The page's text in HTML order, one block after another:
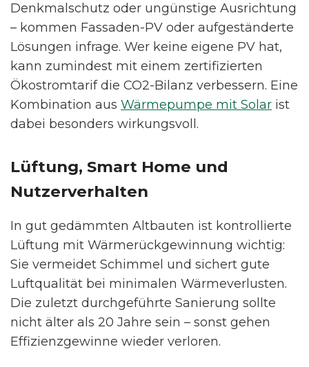
Denkmalschutz oder ungünstige Ausrichtung
– kommen Fassaden-PV oder aufgeständerte
Lösungen infrage. Wer keine eigene PV hat,
kann zumindest mit einem zertifizierten
Ökostromtarif die CO2-Bilanz verbessern. Eine
Kombination aus Wärmepumpe mit Solar ist
dabei besonders wirkungsvoll.
Lüftung, Smart Home und
Nutzerverhalten
In gut gedämmten Altbauten ist kontrollierte
Lüftung mit Wärmerückgewinnung wichtig:
Sie vermeidet Schimmel und sichert gute
Luftqualität bei minimalen Wärmeverlusten.
Die zuletzt durchgeführte Sanierung sollte
nicht älter als 20 Jahre sein – sonst gehen
Effizienzgewinne wieder verloren.